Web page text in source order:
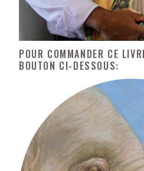
POUR COMMANDER CE
BOUTON CI-DESSOUS: